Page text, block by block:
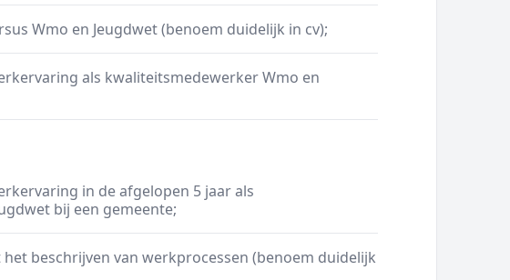
Wmo en Jeugdwet (benoem duidelijk in cv);
als kwaliteitsmedewerker Wmo en
in de afgelopen 5 jaar als
bij een gemeente;
beschrijven van werkprocessen (benoem duidelijk